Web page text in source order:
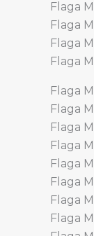
Flaga
Flaga
Flaga
Flaga
Flaga
Flaga
Flaga
Flaga
Flaga
Flaga
Flaga
Flaga